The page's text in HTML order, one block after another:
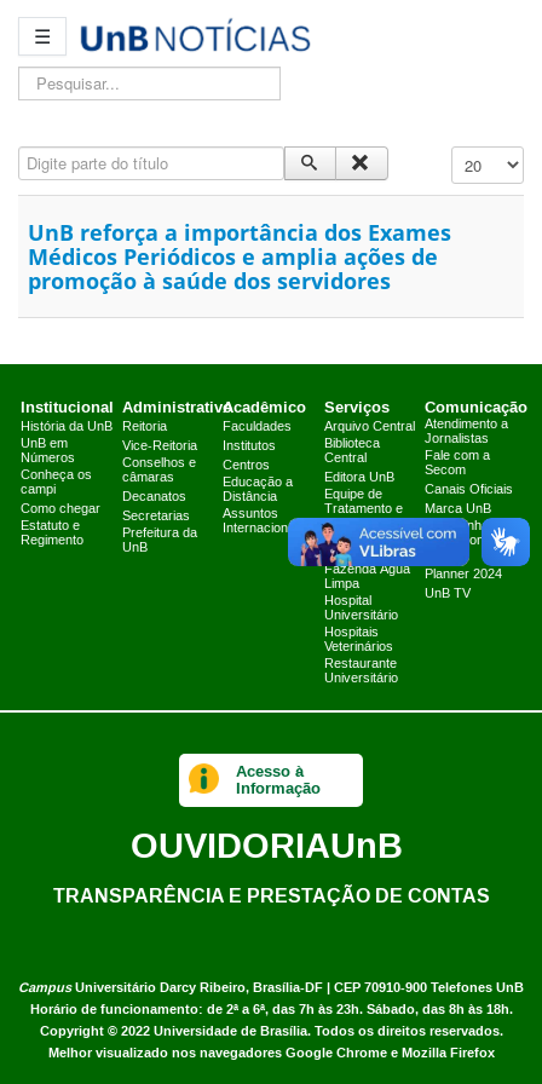
☰
Pesquisar...
Digite parte do título Exibir #
UnB reforça a importância dos Exames
Médicos Periódicos e amplia ações de
promoção à saúde dos servidores
Institucional
História da UnB
UnB em
Números
Conheça os
campi
Como chegar
Estatuto e
Regimento
Administrativo
Reitoria
Vice-Reitoria
Conselhos e
câmaras
Decanatos
Secretarias
Prefeitura da
UnB
Acadêmico
Faculdades
Institutos
Centros
Educação a
Distância
Assuntos
Internacionais
Serviços
Arquivo Central
Biblioteca
Central
Editora UnB
Equipe de
Tratamento e
Resposta a
Incidentes
Cibernéticos
Fazenda Água
Limpa
Hospital
Universitário
Hospitais
Veterinários
Restaurante
Universitário
Comunicação
Atendimento a
Jornalistas
Fale com a
Secom
Canais Oficiais
Marca UnB
Campanha
Institucional
Planner 2024
UnB TV
CampusUniversitário Darcy Ribeiro, Brasília-DF | CEP 70910-900 Telefones UnB
Horário de funcionamento: de 2ª a 6ª, das 7h às 23h. Sábado, das 8h às 18h.
Copyright © 2022 Universidade de Brasília. Todos os direitos reservados.
Melhor visualizado nos navegadores Google Chrome e Mozilla Firefox
Acesso à
Informação
OUVIDORIAUnB
TRANSPARÊNCIA E PRESTAÇÃO DE CONTAS